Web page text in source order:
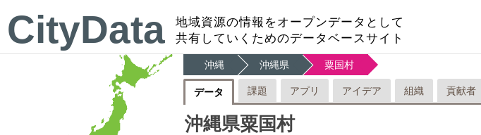
CityData
地域資源の情報をオープンデータとして
共有していくためのデータベースサイト
沖縄 沖縄県 粟国村
データ 課題 アプリ アイデア 組織 貢献者
沖縄県粟国村